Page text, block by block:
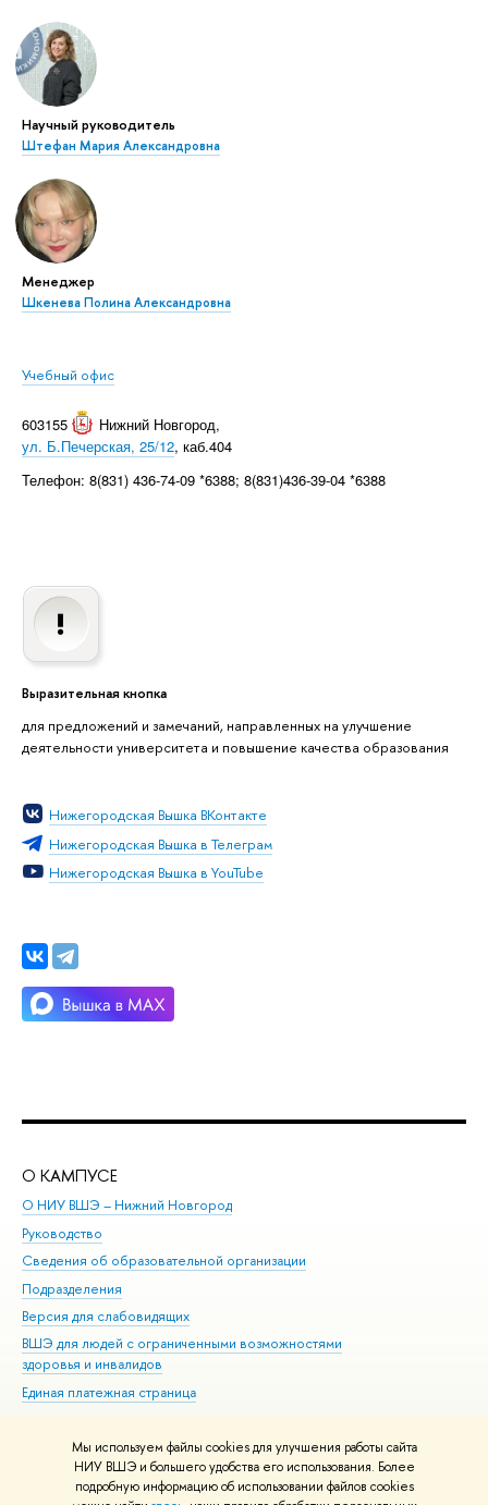
Мы используем файлы cookies для улучшения работы сайта
НИУ ВШЭ и большего удобства его использования. Более
подробную информацию об использовании файлов cookies
Научный руководитель
Штефан Мария Александровна
Менеджер
Шкенева Полина Александровна
Учебный офис
603155 Нижний Новгород,
ул. Б.Печерская, 25/12, каб.404
Телефон: 8(831) 436-74-09 *6388; 8(831)436-39-04 *6388
Выразительная кнопка
для предложений и замечаний, направленных на улучшение
деятельности университета и повышение качества образования
Нижегородская Вышка ВКонтакте
Нижегородская Вышка в Телеграм
Нижегородская Вышка в YouTube
О КАМПУСЕ
О НИУ ВШЭ – Нижний Новгород
Руководство
Сведения об образовательной организации
Подразделения
Версия для слабовидящих
ВШЭ для людей с ограниченными возможностями
здоровья и инвалидов
Единая платежная страница